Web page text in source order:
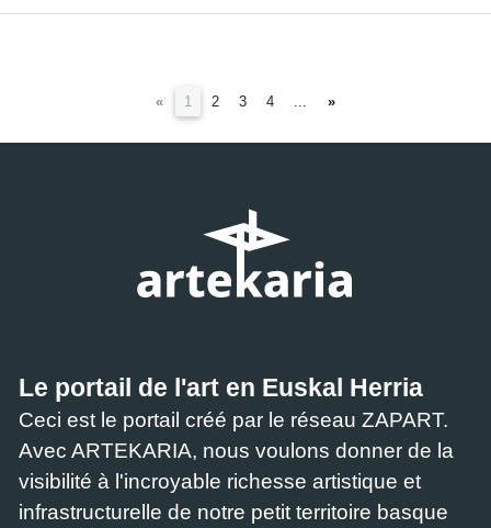
« 1 (current)
2 3 4 »
Le portail de l'art en Euskal Herria
Ceci est le portail créé par le réseau ZAPART.
Avec ARTEKARIA, nous voulons donner de la
visibilité à l'incroyable richesse artistique et
infrastructurelle de notre petit territoire basque